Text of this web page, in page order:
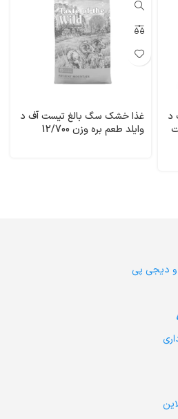
د
غذا خشک سگ بالغ تیست آف د
وایلد طعم بره وزن 12/700
دیجی پی